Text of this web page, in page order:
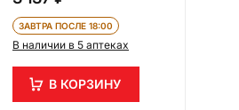
ЗАВТРА ПОСЛЕ 18:00
В наличии в 5 аптеках
В КОРЗИНУ